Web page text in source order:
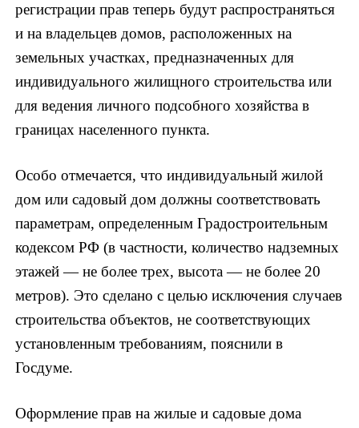
регистрации прав теперь будут распространяться
и на владельцев домов, расположенных на
земельных участках, предназначенных для
индивидуального жилищного строительства или
для ведения личного подсобного хозяйства в
границах населенного пункта.
Особо отмечается, что индивидуальный жилой
дом или садовый дом должны соответствовать
параметрам, определенным Градостроительным
кодексом РФ (в частности, количество надземных
этажей — не более трех, высота — не более 20
метров). Это сделано с целью исключения случаев
строительства объектов, не соответствующих
установленным требованиям, пояснили в
Госдуме.
Оформление прав на жилые и садовые дома